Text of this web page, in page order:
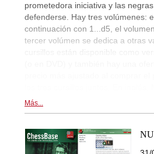
prometedora iniciativa y las
defenderse. Hay tres volúmenes:
continuación con 1...d5, el
tercer volúmen se dedica a otras
cursillos están disponible como
Más...